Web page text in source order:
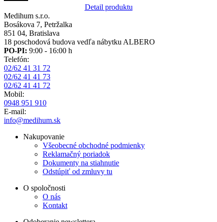
Detail produktu
Medihum s.r.o.
Bosákova 7, Petržalka
851 04, Bratislava
18 poschodová budova vedľa nábytku ALBERO
PO-PI: 9:00 - 16:00 h
Telefón:
02/62 41 31 72
02/62 41 41 73
02/62 41 41 72
Mobil:
0948 951 910
E-mail:
info@medihum.sk
Nakupovanie
Všeobecné obchodné podmienky
Reklamačný poriadok
Dokumenty na stiahnutie
Odstúpiť od zmluvy tu
O spoločnosti
O nás
Kontakt